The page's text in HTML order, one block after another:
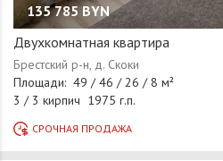
135 785 BYN
Двухкомнатная квартира